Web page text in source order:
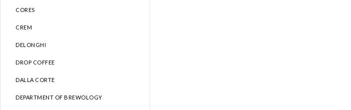
CORES
CREM
DELONGHI
DROP COFFEE
DALLA CORTE
DEPARTMENT OF BREWOLOGY